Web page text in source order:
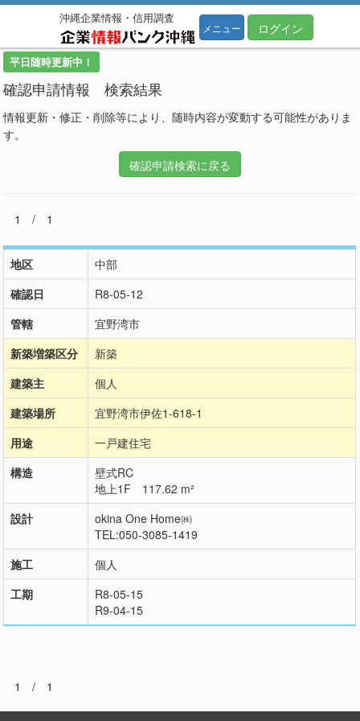
沖縄企業情報・信用調査
メニュー ログイン
平日随時更新中！
確認申請情報 検索結果
情報更新・修正・削除等により、随時内容が変動する可能性がありま
す。
確認申請検索に戻る
1 / 1
地区
中部
確認日
R8-05-12
管轄
宜野湾市
新築増築区分
新築
建築主
個人
建築場所
宜野湾市伊佐1-618-1
用途
一戸建住宅
構造
壁式RC
地上1F 117.62 m²
設計
okina One Home㈱
TEL:050-3085-1419
施工
個人
工期
R8-05-15
R9-04-15
1 / 1